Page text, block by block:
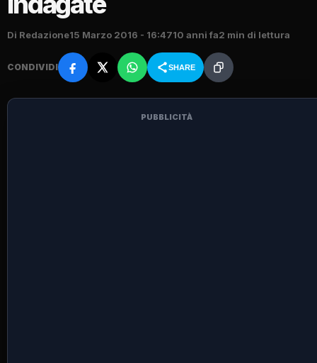
Di Redazione15 Marzo 2016 - 16:4710 anni fa2 min di lettura
CONDIVIDI SHARE
PUBBLICITÀ